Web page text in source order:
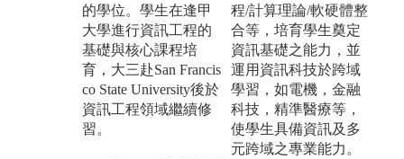
的學位。學生在逢甲
大學進行資訊工程的
基礎與核心課程培
育，大三赴San Francis
co State University後於
資訊工程領域繼續修
習。
程/計算理論/軟硬體整
合等，培育學生奠定
資訊基礎之能力，並
運用資訊科技於跨域
學習，如電機，金融
科技，精準醫療等，
使學生具備資訊及多
元跨域之專業能力。